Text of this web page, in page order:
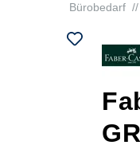
Bürobedarf //